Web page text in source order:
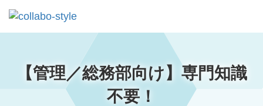
【管理／総務部向け】専門知識
不要！